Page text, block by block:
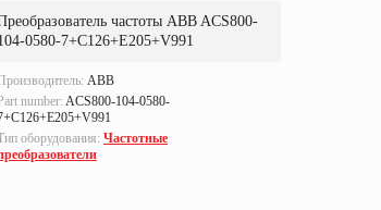
частоты ABB ACS800-
0580-7+C126+E205+V991
ABB
number: ACS800-104-0580-
оборудования: Частотные